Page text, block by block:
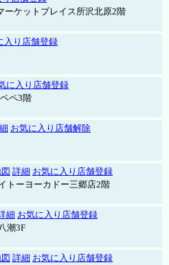
ーケットプレイス所沢北原2階
入り店舗登録
に入り店舗登録
ペ3階
お気に入り店舗解除
詳細 お気に入り店舗登録
トーヨーカドー三郷店2階
細 お気に入り店舗登録
潮3F
詳細 お気に入り店舗登録